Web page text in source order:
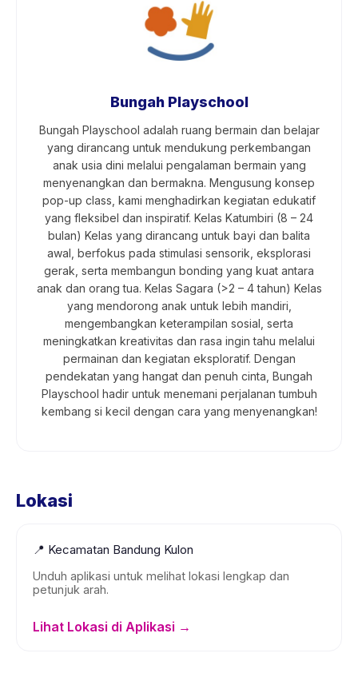
Bungah Playschool
Bungah Playschool adalah ruang bermain dan belajar
yang dirancang untuk mendukung perkembangan
anak usia dini melalui pengalaman bermain yang
menyenangkan dan bermakna. Mengusung konsep
pop-up class, kami menghadirkan kegiatan edukatif
yang fleksibel dan inspiratif. Kelas Katumbiri (8 – 24
bulan) Kelas yang dirancang untuk bayi dan balita
awal, berfokus pada stimulasi sensorik, eksplorasi
gerak, serta membangun bonding yang kuat antara
anak dan orang tua. Kelas Sagara (>2 – 4 tahun) Kelas
yang mendorong anak untuk lebih mandiri,
mengembangkan keterampilan sosial, serta
meningkatkan kreativitas dan rasa ingin tahu melalui
permainan dan kegiatan eksploratif. Dengan
pendekatan yang hangat dan penuh cinta, Bungah
Playschool hadir untuk menemani perjalanan tumbuh
kembang si kecil dengan cara yang menyenangkan!
Lokasi
📍 Kecamatan Bandung Kulon
Unduh aplikasi untuk melihat lokasi lengkap dan
petunjuk arah.
Lihat Lokasi di Aplikasi →